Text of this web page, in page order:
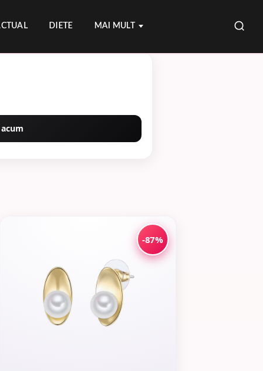
DIETE MAI MULT
-87%